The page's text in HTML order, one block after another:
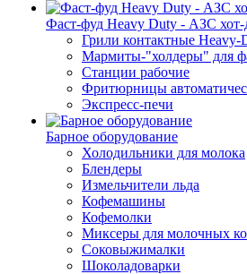
Фаст-фуд Heavy Duty - АЗС хот-
Грили контактные Heavy-
Мармиты-"холдеры" для
Станции рабочие
Фритюрницы
Экспресс-печи
Барное оборудование
Холодильники для молока
Блендеры
Измельчители льда
Кофемашины
Кофемолки
Миксеры для молочных
Соковыжималки
Шоколадоварки